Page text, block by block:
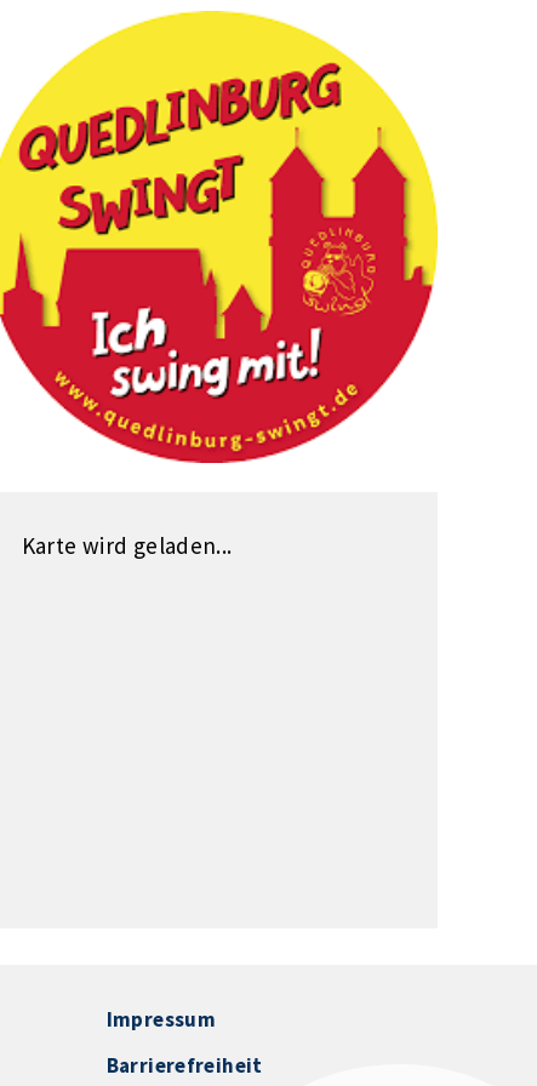
Karte wird geladen...
Impressum
Barrierefreiheit